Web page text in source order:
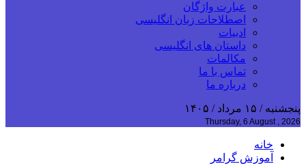
عبارت واژگان
اصطلاحات زبان انگلیسی
ادبیات
داستان های انگلیسی
مکالمات
تماس با ما
درباره ما
پنجشنبه / ۱۵ مرداد / ۱۴۰۵
Thursday, 6 August , 2026
خانه
آموزش گرامر